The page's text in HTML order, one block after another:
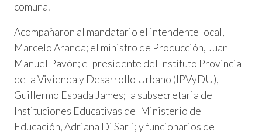
comuna.
Acompañaron al mandatario el intendente local,
Marcelo Aranda; el ministro de Producción, Juan
Manuel Pavón; el presidente del Instituto Provincial
de la Vivienda y Desarrollo Urbano (IPVyDU),
Guillermo Espada James; la subsecretaria de
Instituciones Educativas del Ministerio de
Educación, Adriana Di Sarli; y funcionarios del